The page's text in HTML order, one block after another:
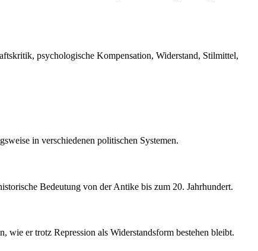
psychologische Kompensation, Widerstand, Stilmittel,
in verschiedenen politischen Systemen.
Bedeutung von der Antike bis zum 20. Jahrhundert.
er trotz Repression als Widerstandsform bestehen bleibt.